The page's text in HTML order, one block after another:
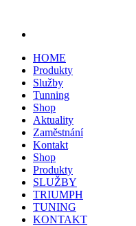
HOME
Produkty
Služby
Tunning
Shop
Aktuality
Zaměstnání
Kontakt
Shop
Produkty
SLUŽBY
TRIUMPH
TUNING
KONTAKT